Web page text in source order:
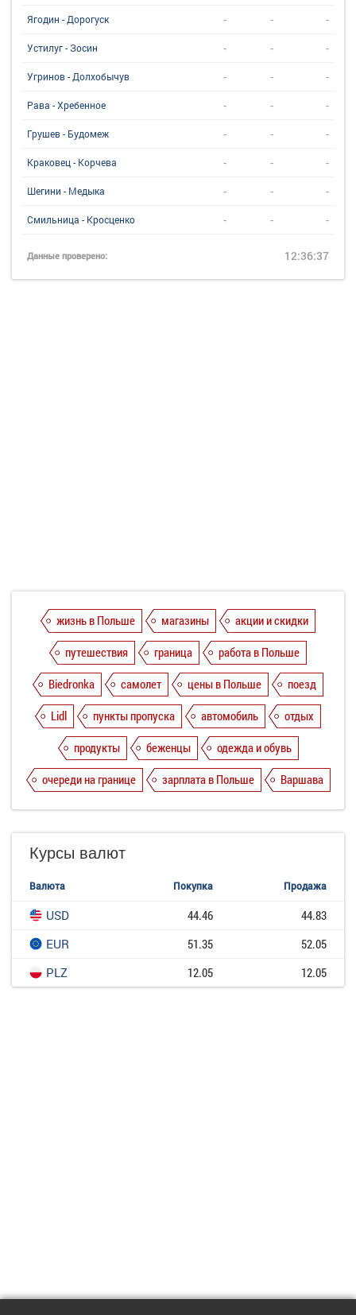
Ягодин - Дорогуск - - -
Устилуг - Зосин - - -
Угринов - Долхобычув - - -
Рава - Хребенное - - -
Грушев - Будомеж - - -
Краковец - Корчева - - -
Шегини - Медыка - - -
Смильница - Кросценко - - -
Данные проверено: 12:36:37
жизнь в Польше магазины
акции и скидки
путешествия
граница
работа в Польше
Biedronka
самолет цены в Польше
поезд
Lidl
пункты пропуска автомобиль
отдых
продукты
беженцы
одежда и обувь
очереди на границе
зарплата в Польше Варшава
Курсы валют
Валюта Покупка Продажа
USD 44.46
44.83
EUR
51.35
52.05
PLZ
12.05 12.05